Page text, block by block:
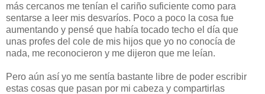
más cercanos me tenían el cariño suficiente como para
sentarse a leer mis desvaríos. Poco a poco la cosa fue
aumentando y pensé que había tocado techo el día que
unas profes del cole de mis hijos que yo no conocía de
nada, me reconocieron y me dijeron que me leían.
Pero aún así yo me sentía bastante libre de poder escribir
estas cosas que pasan por mi cabeza y compartirlas